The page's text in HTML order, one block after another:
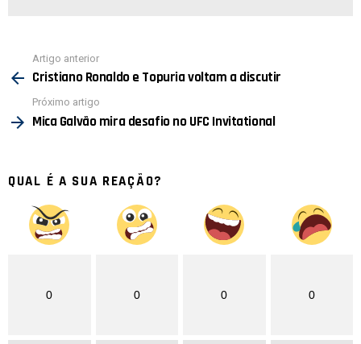
mais
Artigo anterior
Cristiano Ronaldo e Topuria voltam a discutir
Próximo artigo
Mica Galvão mira desafio no UFC Invitational
QUAL É A SUA REAÇÃO?
0 0 0 0